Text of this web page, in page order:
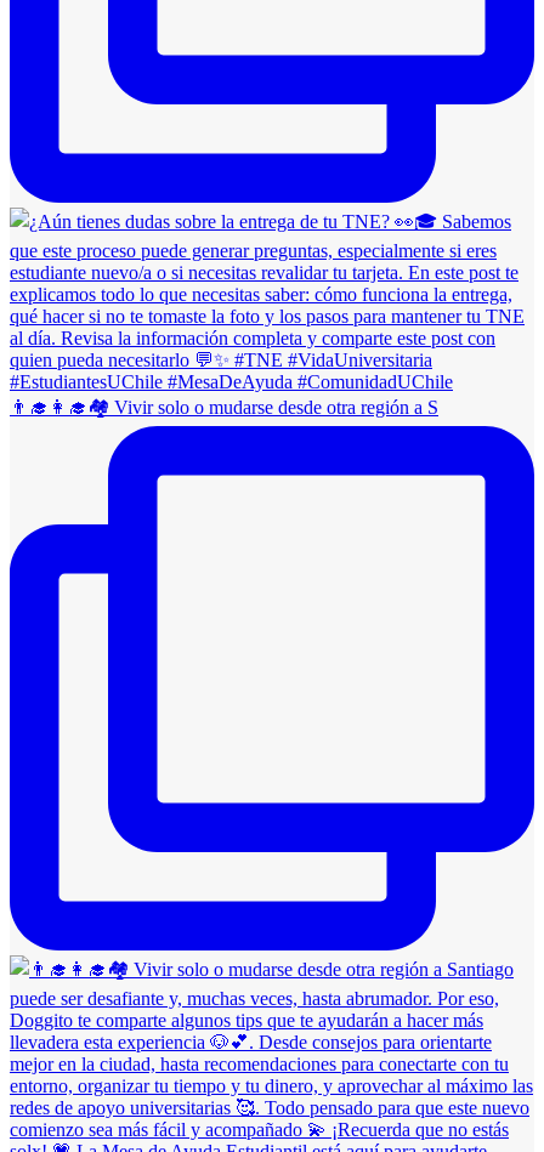
👨‍🎓👩‍🎓🏘 Vivir solo o mudarse desde otra región a S